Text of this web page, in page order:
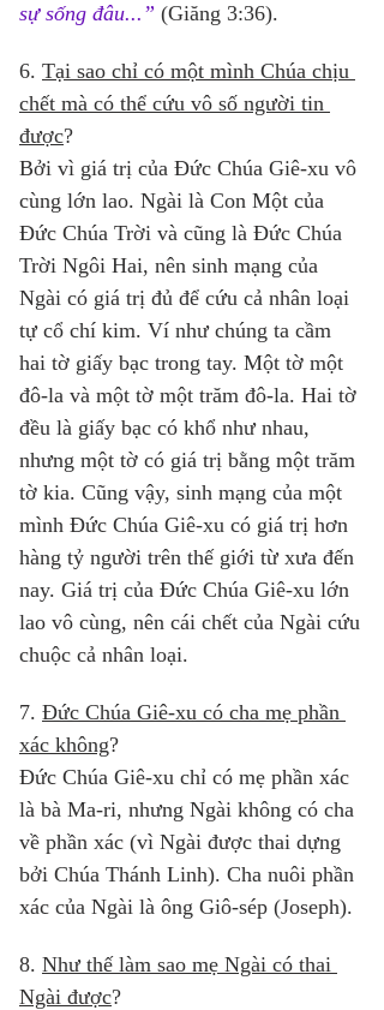
sự sống đâu...” (Giăng 3:36).
6. Tại sao chỉ có một mình Chúa chịu
chết mà có thể cứu vô số người tin
được?
Bởi vì giá trị của Đức Chúa Giê-xu vô
cùng lớn lao. Ngài là Con Một của
Đức Chúa Trời và cũng là Đức Chúa
Trời Ngôi Hai, nên sinh mạng của
Ngài có giá trị đủ để cứu cả nhân loại
tự cổ chí kim. Ví như chúng ta cầm
hai tờ giấy bạc trong tay. Một tờ một
đô-la và một tờ một trăm đô-la. Hai tờ
đều là giấy bạc có khổ như nhau,
nhưng một tờ có giá trị bằng một trăm
tờ kia. Cũng vậy, sinh mạng của một
mình Đức Chúa Giê-xu có giá trị hơn
hàng tỷ người trên thế giới từ xưa đến
nay. Giá trị của Đức Chúa Giê-xu lớn
lao vô cùng, nên cái chết của Ngài cứu
chuộc cả nhân loại.
7. Đức Chúa Giê-xu có cha mẹ phần
xác không?
Đức Chúa Giê-xu chỉ có mẹ phần xác
là bà Ma-ri, nhưng Ngài không có cha
về phần xác (vì Ngài được thai dựng
bởi Chúa Thánh Linh). Cha nuôi phần
xác của Ngài là ông Giô-sép (Joseph).
8. Như thế làm sao mẹ Ngài có thai
Ngài được?